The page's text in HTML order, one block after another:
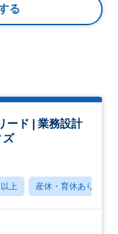
る
ード | 業務設計
ズ
上 産休・育休あり